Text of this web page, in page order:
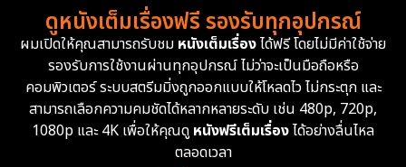
Dystopian 16
Emotional 61
Epic มหากาพย์ 225
ดูหนังเต็มเรื่องฟรี รองรับทุกอุปกรณ์
ผมเปิดให้คุณสามารถรับชม หนังเต็มเรื่องได้ฟรี โดยไม่มีค่าใช้จ่าย
รองรับการใช้งานผ่านทุกอุปกรณ์ ไม่ว่าจะเป็นมือถือหรือ
คอมพิวเตอร์ ระบบสตรีมมิ่งถูกออกแบบให้โหลดไว ไม่กระตุก และ
สามารถเลือกความคมชัดได้หลากหลายระดับ เช่น 480p, 720p,
1080p และ 4K เพื่อให้คุณดู หนังฟรีเต็มเรื่องได้อย่างลื่นไหล
ตลอดเวลา